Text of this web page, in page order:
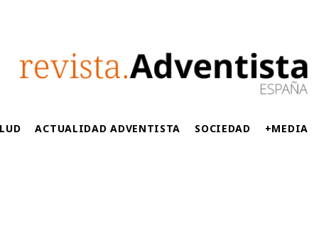
ACTUALIDAD ADVENTISTA SOCIEDAD +MEDIA